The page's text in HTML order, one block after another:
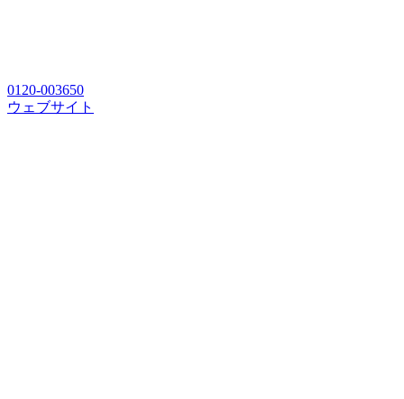
0120-003650
ウェブサイト